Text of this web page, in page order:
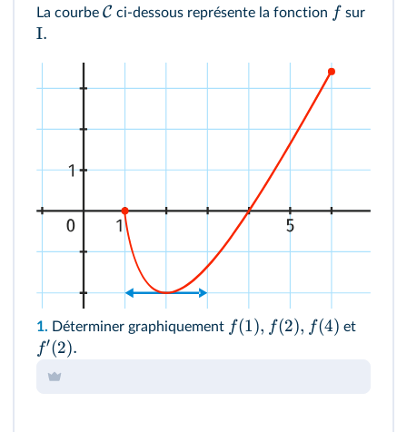
La courbe C ci-dessous représente la fonction f sur
I.
1. Déterminer graphiquement f(1), f(2), f(4) et
f′(2).